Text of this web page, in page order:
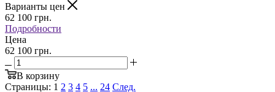
Варианты цен
62 100 грн.
Подробности
Цена
62 100 грн.
В корзину
Страницы: 1 2 3 4 5 ... 24 След.